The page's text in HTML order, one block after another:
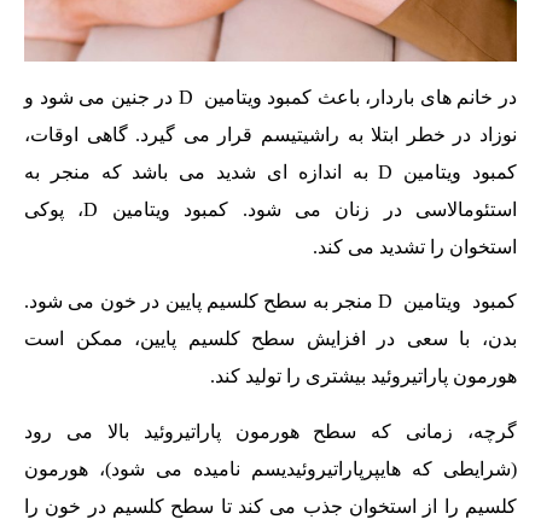
در خانم های باردار، باعث کمبود ویتامین D در جنین می شود و
نوزاد در خطر ابتلا به راشیتیسم قرار می گیرد. گاهی اوقات،
کمبود ویتامین D به اندازه ای شدید می باشد که منجر به
استئومالاسی در زنان می شود. کمبود ویتامین D، پوکی
استخوان را تشدید می کند.
کمبود ویتامین D منجر به سطح کلسیم پایین در خون می شود.
بدن، با سعی در افزایش سطح کلسیم پایین، ممکن است
هورمون پاراتیروئید بیشتری را تولید کند.
گرچه، زمانی که سطح هورمون پاراتیروئید بالا می رود
(شرایطی که هایپرپاراتیروئیدیسم نامیده می شود)، هورمون
کلسیم را از استخوان جذب می کند تا سطح کلسیم در خون را